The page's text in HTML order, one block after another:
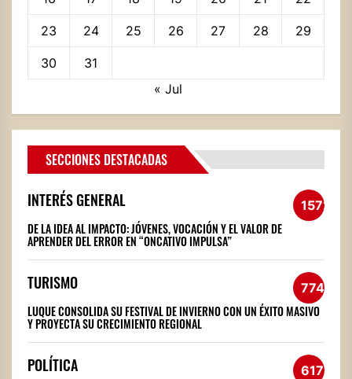
23 24 25 26 27 28 29
30
31
« Jul
SECCIONES DESTACADAS
INTERÉS GENERAL 1572
DE LA IDEA AL IMPACTO: JÓVENES, VOCACIÓN Y EL VALOR DE
APRENDER DEL ERROR EN “ONCATIVO IMPULSA”
TURISMO 774
LUQUE CONSOLIDA SU FESTIVAL DE INVIERNO CON UN ÉXITO MASIVO
Y PROYECTA SU CRECIMIENTO REGIONAL
POLÍTICA 617